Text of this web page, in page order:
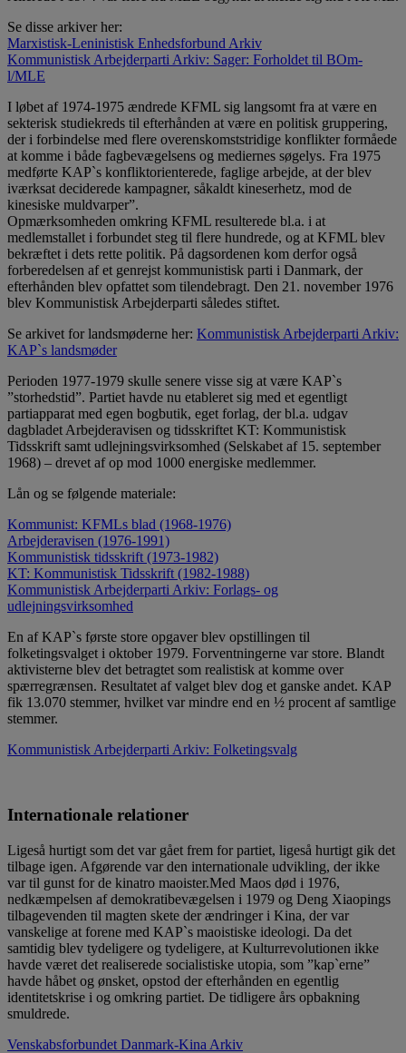
Se disse arkiver her:
Marxistisk-Leninistisk Enhedsforbund Arkiv
Kommunistisk Arbejderparti Arkiv: Sager: Forholdet til BOm-
l/MLE
I løbet af 1974-1975 ændrede KFML sig langsomt fra at være en
sekterisk studiekreds til efterhånden at være en politisk gruppering,
der i forbindelse med flere overenskomststridige konflikter formåede
at komme i både fagbevægelsens og mediernes søgelys. Fra 1975
medførte KAP`s konfliktorienterede, faglige arbejde, at der blev
iværksat deciderede kampagner, såkaldt kineserhetz, mod de
kinesiske muldvarper”.
Opmærksomheden omkring KFML resulterede bl.a. i at
medlemstallet i forbundet steg til flere hundrede, og at KFML blev
bekræftet i dets rette politik. På dagsordenen kom derfor også
forberedelsen af et genrejst kommunistisk parti i Danmark, der
efterhånden blev opfattet som tilendebragt. Den 21. november 1976
blev Kommunistisk Arbejderparti således stiftet.
Se arkivet for landsmøderne her: Kommunistisk Arbejderparti Arkiv:
KAP`s landsmøder
Perioden 1977-1979 skulle senere visse sig at være KAP`s
”storhedstid”. Partiet havde nu etableret sig med et egentligt
partiapparat med egen bogbutik, eget forlag, der bl.a. udgav
dagbladet Arbejderavisen og tidsskriftet KT: Kommunistisk
Tidsskrift samt udlejningsvirksomhed (Selskabet af 15. september
1968) – drevet af op mod 1000 energiske medlemmer.
Lån og se følgende materiale:
Kommunist: KFMLs blad (1968-1976)
Arbejderavisen (1976-1991)
Kommunistisk tidsskrift (1973-1982)
KT: Kommunistisk Tidsskrift (1982-1988)
Kommunistisk Arbejderparti Arkiv: Forlags- og
udlejningsvirksomhed
En af KAP`s første store opgaver blev opstillingen til
folketingsvalget i oktober 1979. Forventningerne var store. Blandt
aktivisterne blev det betragtet som realistisk at komme over
spærregrænsen. Resultatet af valget blev dog et ganske andet. KAP
fik 13.070 stemmer, hvilket var mindre end en ½ procent af samtlige
stemmer.
Kommunistisk Arbejderparti Arkiv: Folketingsvalg
Internationale relationer
Ligeså hurtigt som det var gået frem for partiet, ligeså hurtigt gik det
tilbage igen. Afgørende var den internationale udvikling, der ikke
var til gunst for de kinatro maoister.Med Maos død i 1976,
nedkæmpelsen af demokratibevægelsen i 1979 og Deng Xiaopings
tilbagevenden til magten skete der ændringer i Kina, der var
vanskelige at forene med KAP`s maoistiske ideologi. Da det
samtidig blev tydeligere og tydeligere, at Kulturrevolutionen ikke
havde været det realiserede socialistiske utopia, som ”kap`erne”
havde håbet og ønsket, opstod der efterhånden en egentlig
identitetskrise i og omkring partiet. De tidligere års opbakning
smuldrede.
Venskabsforbundet Danmark-Kina Arkiv